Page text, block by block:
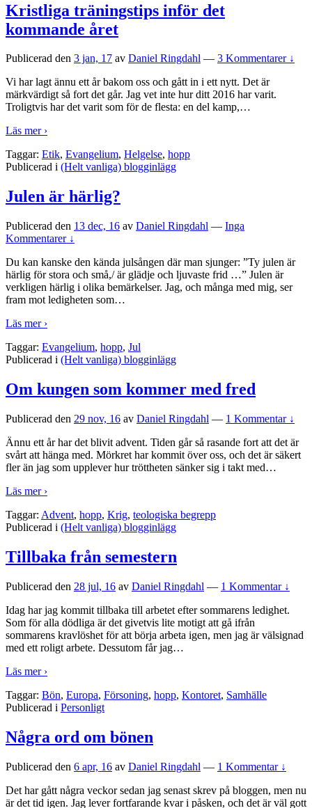
Kristliga träningstips inför det
kommande året
Publicerad den 3 jan, 17 av Daniel Ringdahl — 3 Kommentarer ↓
Vi har lagt ännu ett år bakom oss och gått in i ett nytt. Det är
märkvärdigt så fort det går. Jag vet inte hur ditt 2016 har varit.
Troligtvis har det varit som för de flesta: en del kamp,…
Läs mer ›
Taggar: Etik, Evangelium, Helgelse, hopp
Publicerad i (Helt vanliga) blogginlägg
Julen är härlig?
Publicerad den 13 dec, 16 av Daniel Ringdahl — Inga
Kommentarer ↓
Du kan kanske den kända julsången där man sjunger: ”Ty julen är
härlig för stora och små,/ är glädje och ljuvaste frid …” Julen är
verkligen härlig i olika bemärkelser. Jag, och många med mig, ser
fram mot ledigheten som…
Läs mer ›
Taggar: Evangelium, hopp, Jul
Publicerad i (Helt vanliga) blogginlägg
Om kungen som kommer med fred
Publicerad den 29 nov, 16 av Daniel Ringdahl — 1 Kommentar ↓
Ännu ett år har det blivit advent. Tiden går så rasande fort att det är
svårt att hänga med. Mörkret har kommit över oss, och det är säkert
fler än jag som upplever hur tröttheten sänker sig i takt med…
Läs mer ›
Taggar: Advent, hopp, Krig, teologiska begrepp
Publicerad i (Helt vanliga) blogginlägg
Tillbaka från semestern
Publicerad den 28 jul, 16 av Daniel Ringdahl — 1 Kommentar ↓
Idag har jag kommit tillbaka till arbetet efter sommarens ledighet.
Som för alla dödliga är det givetvis lite motigt att gå ifrån
sommarens kravlöshet för att börja arbeta igen, men jag är välsignad
med ett roligt arbete. Dessutom får jag…
Läs mer ›
Taggar: Bön, Europa, Försoning, hopp, Kontoret, Samhälle
Publicerad i Personligt
Några ord om bönen
Publicerad den 6 apr, 16 av Daniel Ringdahl — 1 Kommentar ↓
Det har gått några veckor sedan jag senast skrev på bloggen, men nu
är det tid igen. Jag lever fortfarande kvar i påsken, och det är väl gott